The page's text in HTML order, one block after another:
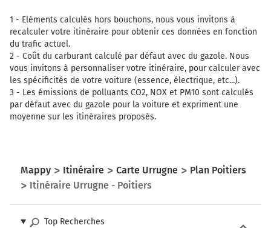
1 - Eléments calculés hors bouchons, nous vous invitons à
recalculer votre itinéraire pour obtenir ces données en fonction
du trafic actuel.
2 - Coût du carburant calculé par défaut avec du gazole. Nous
vous invitons à personnaliser votre itinéraire, pour calculer avec
les spécificités de votre voiture (essence, électrique, etc...).
3 - Les émissions de polluants CO2, NOX et PM10 sont calculés
par défaut avec du gazole pour la voiture et expriment une
moyenne sur les itinéraires proposés.
Mappy Itinéraire Carte Urrugne
Plan Poitiers
Itinéraire Urrugne - Poitiers
Top Recherches